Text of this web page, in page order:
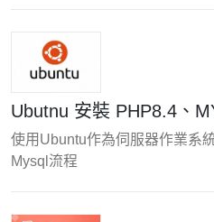
Ubutnu 安裝 PHP8.4、
使用Ubuntu作為伺服器作業系
Mysql流程